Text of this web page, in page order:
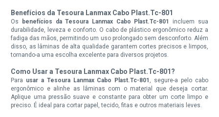
Benefícios da Tesoura Lanmax Cabo Plast.Tc-801
Os benefícios da Tesoura Lanmax Cabo Plast.Tc-801
incluem sua
durabilidade, leveza e conforto. O cabo de plástico ergonômico reduz a
fadiga das mãos, permitindo um uso prolongado sem desconforto. Além
disso, as lâminas de alta qualidade garantem cortes precisos e limpos,
tornando-a uma escolha excelente para diversos projetos.
Como Usar a Tesoura Lanmax Cabo Plast.Tc-801?
Para usar a Tesoura Lanmax Cabo Plast.Tc-801
, segure-a pelo cabo
ergonômico e alinhe as lâminas com o material que deseja cortar.
Aplique uma pressão suave e constante para obter um corte limpo e
preciso. É ideal para cortar papel, tecido, fitas e outros materiais leves.